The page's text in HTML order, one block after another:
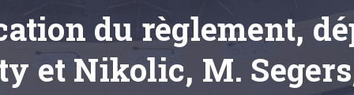
du règlement,
et Nikolic, M.